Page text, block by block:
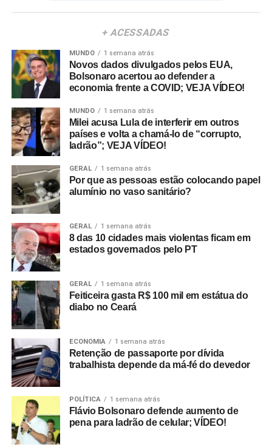
+ ACESSADAS
MUNDO 1 semana atrás
Novos dados divulgados pelos EUA,
Bolsonaro acertou ao defender a
economia frente a COVID; VEJA VÍDEO!
MUNDO 1 semana atrás
Milei acusa Lula de interferir em outros
países e volta a chamá-lo de “corrupto,
ladrão”; VEJA VÍDEO!
GERAL 1 semana atrás
Por que as pessoas estão colocando papel
alumínio no vaso sanitário?
GERAL 1 semana atrás
8 das 10 cidades mais violentas ficam em
estados governados pelo PT
GERAL 1 semana atrás
Feiticeira gasta R$ 100 mil em estátua do
diabo no Ceará
ECONOMIA 1 semana atrás
Retenção de passaporte por dívida
trabalhista depende da má-fé do devedor
POLÍTICA 1 semana atrás
Flávio Bolsonaro defende aumento de
pena para ladrão de celular; VÍDEO!